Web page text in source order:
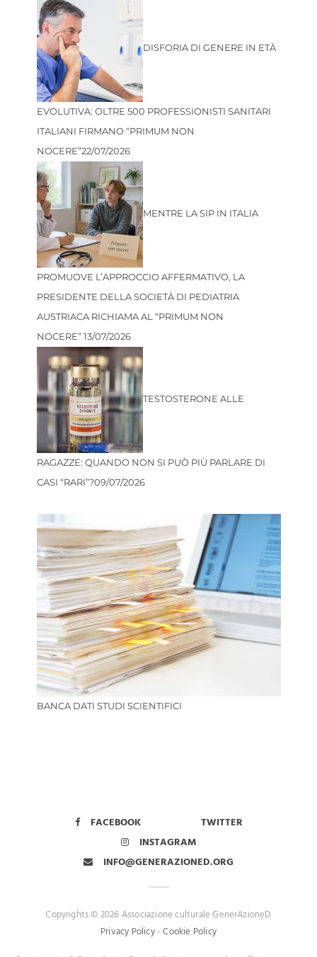
DISFORIA DI GENERE IN ETÀ
EVOLUTIVA: OLTRE 500 PROFESSIONISTI SANITARI
ITALIANI FIRMANO “PRIMUM NON
NOCERE”22/07/2026
MENTRE LA SIP IN ITALIA
PROMUOVE L’APPROCCIO AFFERMATIVO, LA
PRESIDENTE DELLA SOCIETÀ DI PEDIATRIA
AUSTRIACA RICHIAMA AL “PRIMUM NON
NOCERE”13/07/2026
TESTOSTERONE ALLE
RAGAZZE: QUANDO NON SI PUÒ PIÙ PARLARE DI
CASI “RARI”?09/07/2026
BANCA DATI STUDI SCIENTIFICI
FACEBOOK
TWITTER
INSTAGRAM
INFO@GENERAZIONED.ORG
Copyrights © 2026 Associazione culturale GenerAzioneD
Privacy Policy-Cookie Policy